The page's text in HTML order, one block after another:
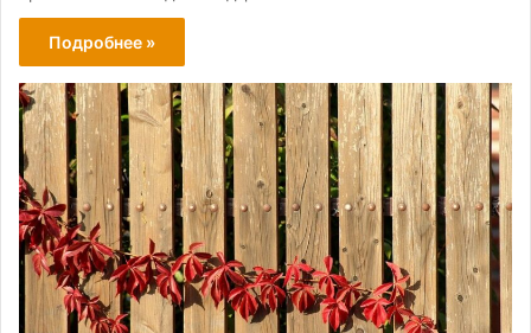
Подробнее »